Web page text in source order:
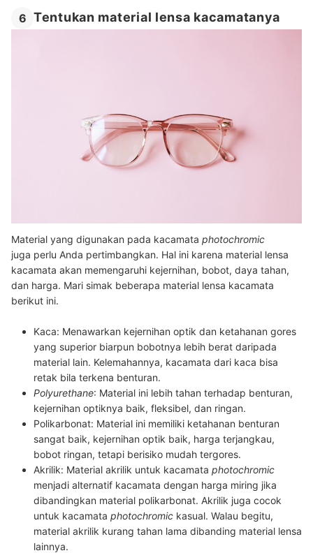
6 Tentukan material lensa kacamatanya
Material yang digunakan pada kacamata photochromic
juga perlu Anda pertimbangkan. Hal ini karena material lensa
kacamata akan memengaruhi kejernihan, bobot, daya tahan,
dan harga. Mari simak beberapa material lensa kacamata
berikut ini.
Kaca: Menawarkan kejernihan optik dan ketahanan gores
yang superior biarpun bobotnya lebih berat daripada
material lain. Kelemahannya, kacamata dari kaca bisa
retak bila terkena benturan.
Polyurethane: Material ini lebih tahan terhadap benturan,
kejernihan optiknya baik, fleksibel, dan ringan.
Polikarbonat: Material ini memiliki ketahanan benturan
sangat baik, kejernihan optik baik, harga terjangkau,
bobot ringan, tetapi berisiko mudah tergores.
Akrilik: Material akrilik untuk kacamata photochromic
menjadi alternatif kacamata dengan harga miring jika
dibandingkan material polikarbonat. Akrilik juga cocok
untuk kacamata photochromic kasual. Walau begitu,
material akrilik kurang tahan lama dibanding material lensa
lainnya.